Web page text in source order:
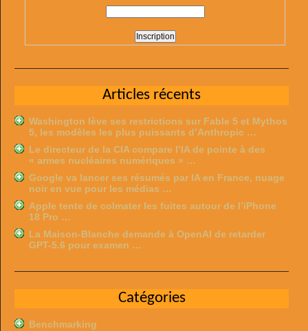
Articles récents
Washington lève ses restrictions sur Fable 5 et Mythos
5, les modèles les plus puissants d’Anthropic …
Le directeur de la CIA compare l’IA de pointe à des
« armes nucléaires numériques » …
Google va lancer ses résumés par IA en France, nuage
noir en vue pour les médias …
Apple tente de colmater les fuites autour de l’iPhone
18 Pro …
La Maison-Blanche demande à OpenAI de retarder
GPT-5.6 pour examen …
Catégories
Benchmarking